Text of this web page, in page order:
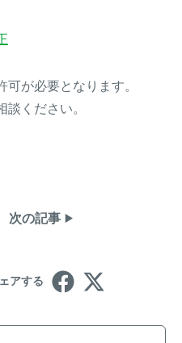
が必要となります。
談ください。
次の記事
アする